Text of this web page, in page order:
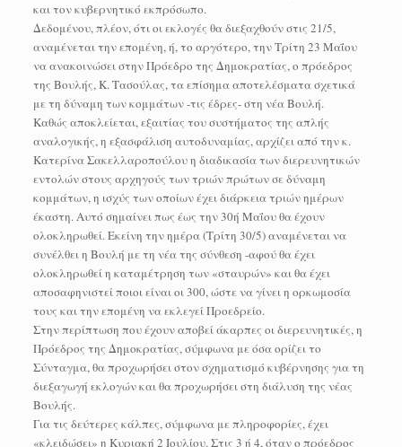
και τον κυβερνητικό εκπρόσωπο.
Δεδομένου, πλέον, ότι οι εκλογές θα διεξαχθούν στις 21/5,
αναμένεται την επομένη, ή, το αργότερο, την Τρίτη 23 Μαΐου
να ανακοινώσει στην Πρόεδρο της Δημοκρατίας, ο πρόεδρος
της Βουλής, Κ. Τασούλας, τα επίσημα αποτελέσματα σχετικά
με τη δύναμη των κομμάτων -τις έδρες- στη νέα Βουλή.
Καθώς αποκλείεται, εξαιτίας του συστήματος της απλής
αναλογικής, η εξασφάλιση αυτοδυναμίας, αρχίζει από την κ.
Κατερίνα Σακελλαροπούλου η διαδικασία των διερευνητικών
εντολών στους αρχηγούς των τριών πρώτων σε δύναμη
κομμάτων, η ισχύς των οποίων έχει διάρκεια τριών ημέρων
έκαστη. Αυτό σημαίνει πως έως την 30ή Μαΐου θα έχουν
ολοκληρωθεί. Εκείνη την ημέρα (Τρίτη 30/5) αναμένεται να
συνέλθει η Βουλή με τη νέα της σύνθεση -αφού θα έχει
ολοκληρωθεί η καταμέτρηση των «σταυρών» και θα έχει
αποσαφηνιστεί ποιοι είναι οι 300, ώστε να γίνει η ορκωμοσία
τους και την επομένη να εκλεγεί Προεδρείο.
Στην περίπτωση που έχουν αποβεί άκαρπες οι διερευνητικές, η
Πρόεδρος της Δημοκρατίας, σύμφωνα με όσα ορίζει το
Σύνταγμα, θα προχωρήσει στον σχηματισμό κυβέρνησης για τη
διεξαγωγή εκλογών και θα προχωρήσει στη διάλυση της νέας
Βουλής.
Για τις δεύτερες κάλπες, σύμφωνα με πληροφορίες, έχει
«κλειδώσει» η Κυριακή 2 Ιουλίου. Στις 3 ή 4, όταν ο πρόεδρος